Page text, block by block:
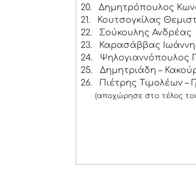
20.
Δημητρόπουλος
21.
Κουτσογκίλας
22.
Σούκουλης Ανδρέας
23.
Καρασάββας
24.
Ψηλογιαννόπουλος
25.
Δημητριάδη –
26.
Πιέτρης Τιμολέων –
(αποχώρησε στο τέλος